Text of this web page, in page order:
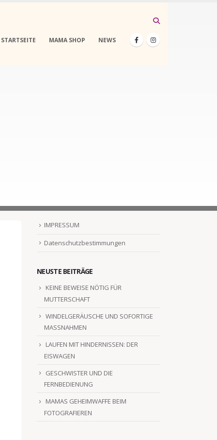
STARTSEITE MAMA SHOP NEWS
IMPRESSUM
Datenschutzbestimmungen
NEUSTE BEITRÄGE
KEINE BEWEISE NÖTIG FÜR
MUTTERSCHAFT
WINDELGERÄUSCHE UND SOFORTIGE
MASSNAHMEN
LAUFEN MIT HINDERNISSEN: DER
EISWAGEN
GESCHWISTER UND DIE
FERNBEDIENUNG
MAMAS GEHEIMWAFFE BEIM
FOTOGRAFIEREN